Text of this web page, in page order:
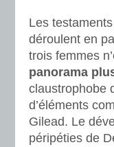
Les
déroulent en
trois femmes
panorama
claustrophobe
d’éléments
Gilead. Le
péripéties de